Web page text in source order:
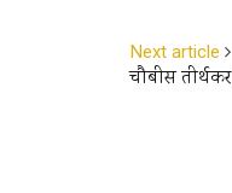
Next article
चौबीस तीर्थकर